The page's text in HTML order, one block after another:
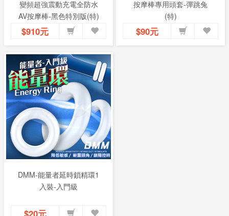
變頻超強震動充電全防水
AV按摩棒-黑色特別版(特)
$910元
按摩棒專用頭套-彈跳兔
(特)
$90元
DMM-能量者延時鎖精環1
入裝-入門級
$20元